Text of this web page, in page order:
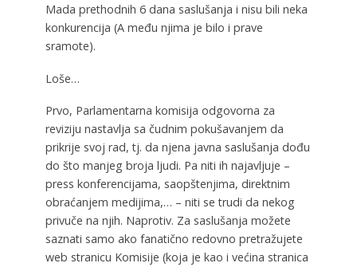
Mada prethodnih 6 dana saslušanja i nisu bili neka
konkurencija (A među njima je bilo i prave
sramote).
Loše…
Prvo, Parlamentarna komisija odgovorna za
reviziju nastavlja sa čudnim pokušavanjem da
prikrije svoj rad, tj. da njena javna saslušanja dođu
do što manjeg broja ljudi. Pa niti ih najavljuje –
press konferencijama, saopštenjima, direktnim
obraćanjem medijima,… – niti se trudi da nekog
privuče na njih. Naprotiv. Za saslušanja možete
saznati samo ako fanatično redovno pretražujete
web stranicu Komisije (koja je kao i većina stranica